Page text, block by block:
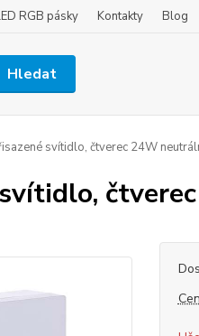
RGB pásky Kontakty Blog
Hledat
svítidlo, čtverec 24W